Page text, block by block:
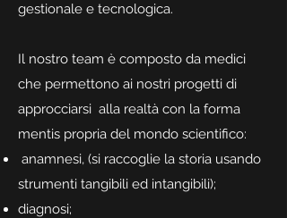
gestionale e tecnologica.
Il nostro team è composto da medici
che permettono ai nostri progetti di
approcciarsi alla realtà con la forma
mentis propria del mondo scientifico:
anamnesi, (si raccoglie la storia usando
strumenti tangibili ed intangibili);
diagnosi;